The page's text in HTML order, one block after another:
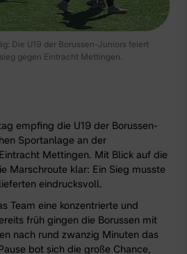
Die U19 der Borussen-Juniors feiert
gegen Eintracht Mettingen.
empfing die U19 der Borussen-
Sportanlage an der
Mettingen. Mit Blick auf die
Marschroute klar: Ein Sieg musste
eindrucksvoll.
Team eine konzentrierte und
früh gingen die Borussen mit
nach rund zwanzig Minuten das
bot sich die große Chance,